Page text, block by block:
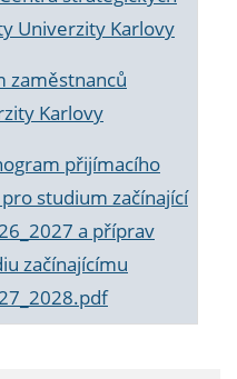
Univerzity Karlovy
zaměstnanců
Karlovy
přijímacího
studium začínající
a příprav
začínajícímu